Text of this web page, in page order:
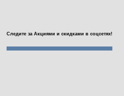
Следите за Акциями и скидками в соцсетях!